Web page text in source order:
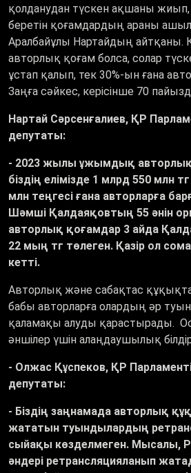
қолданудан түскен ақшаны жиып,
беретін қоғамдардың араны
Аралбайұлы Нартайдың айтқаны.
авторлық қоғам болса, солар
ұстап қалып, тек 30%-ын ғана
Заңға сәйкес, керісінше 70
Нартай Сәрсенғалиев, ҚР
депутаты:
- 2023 жылы ұжымдық
біздің елімізде 1 млрд 550 млн
млн теңгесі ғана авторларға
Шәмші Қалдаяқовтың 55 әнін
авторлық қоғамдар 3 айда
22 мың тг төлеген. Қазір ол
кетті.
Авторлық және сабақтас
бабы авторларға олардың әр
қаламақы алуды қарастырады.
әншілер үшін алаңдаушылық
- Олжас Құспеков, ҚР Парламенті
депутаты:
- Біздің заңнамада авторлық
жататын туындылардың
сыйақы көзделмеген. Мысалы,
әндері ретрансляцияланып